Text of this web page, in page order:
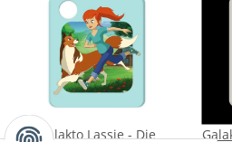
Galakto Lassie - Die